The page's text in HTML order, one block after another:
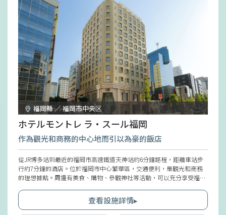
福岡縣 ／ 福岡市中央区
ホテルモントレ ラ・スール福岡
作為觀光和商務的中心地而引以為豪的飯店
從JR博多站到最近的福岡市高速鐵道天神站約6分鐘路程，距離車站步
行約7分鐘的酒店。位於福岡市中心繁華區，交通便利，是觀光和商務
的理想據點。周邊有美食、購物、參觀神社等活動，可以充分享受福岡
釋，提供優雅的休憩空間。電梯內配置了安全系統，考慮到了安全問
題，令人放心。
查看設施詳情▸